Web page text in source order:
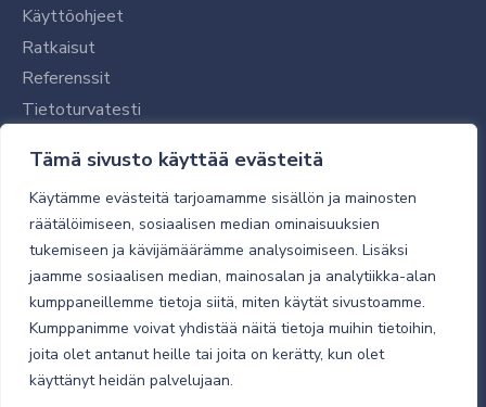
Tämä sivusto käyttää evästeitä
Käytämme evästeitä tarjoamamme sisällön ja mainosten
räätälöimiseen, sosiaalisen median ominaisuuksien
tukemiseen ja kävijämäärämme analysoimiseen. Lisäksi
jaamme sosiaalisen median, mainosalan ja analytiikka-alan
kumppaneillemme tietoja siitä, miten käytät sivustoamme.
Kumppanimme voivat yhdistää näitä tietoja muihin tietoihin,
joita olet antanut heille tai joita on kerätty, kun olet
käyttänyt heidän palvelujaan.
Käyttöohjeet
Ratkaisut
Referenssit
Tietoturvatesti
Tilaajalle
Toimitustavat ja -kulut
Verkkokaupan yleiset ehdot
Toimitusehdot
Tietosuojaseloste
Tietoturva